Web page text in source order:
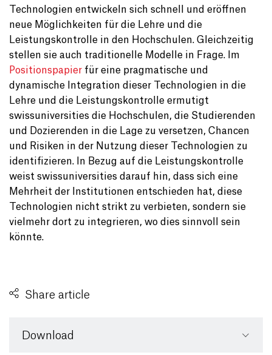
Technologien entwickeln sich schnell und eröffnen
neue Möglichkeiten für die Lehre und die
Leistungskontrolle in den Hochschulen. Gleichzeitig
stellen sie auch traditionelle Modelle in Frage. Im
Positionspapier für eine pragmatische und
dynamische Integration dieser Technologien in die
Lehre und die Leistungskontrolle ermutigt
swissuniversities die Hochschulen, die Studierenden
und Dozierenden in die Lage zu versetzen, Chancen
und Risiken in der Nutzung dieser Technologien zu
identifizieren. In Bezug auf die Leistungskontrolle
weist swissuniversities darauf hin, dass sich eine
Mehrheit der Institutionen entschieden hat, diese
Technologien nicht strikt zu verbieten, sondern sie
vielmehr dort zu integrieren, wo dies sinnvoll sein
könnte.
Share article
Download